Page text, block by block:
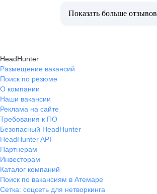
Показать больше отзывов
HeadHunter
Размещение вакансий
Поиск по резюме
О компании
Наши вакансии
Реклама на сайте
Требования к ПО
Безопасный HeadHunter
HeadHunter API
Партнерам
Инвесторам
Каталог компаний
Поиск по вакансиям в Атемаре
Сетка: соцсеть для нетворкинга